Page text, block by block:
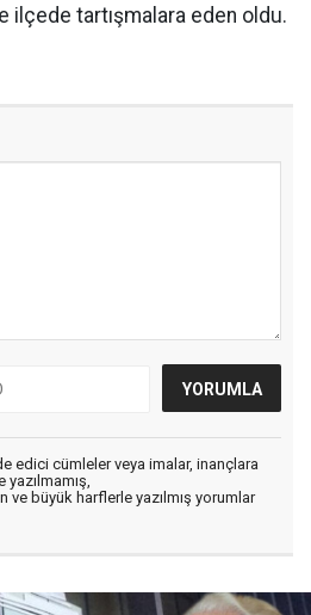
ilçede tartışmalara eden oldu.
edici cümleler veya imalar, inançlara
yazılmamış,
ve büyük harflerle yazılmış yorumlar